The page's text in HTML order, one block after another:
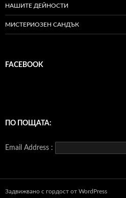
НАШИТЕ ДЕЙНОСТИ
МИСТЕРИОЗЕН САНДЪК
FACEBOOK
ПО ПОЩАТА:
Email Address :
Задвижвано с гордост от WordPress